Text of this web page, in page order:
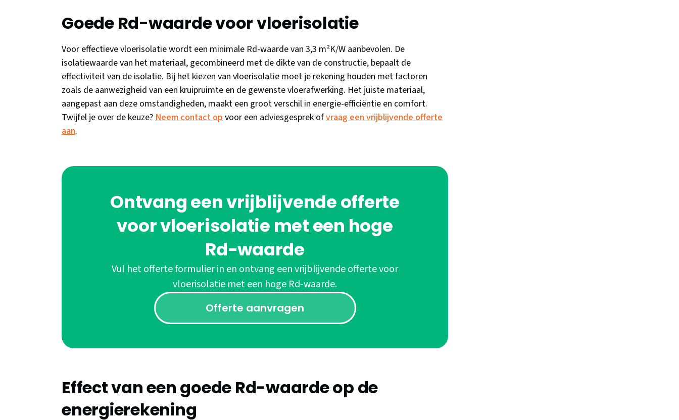
Goede Rd-waarde voor vloerisolatie
Voor effectieve vloerisolatie wordt een minimale Rd-waarde van 3,3 m²K/W aanbevolen. De
isolatiewaarde van het materiaal, gecombineerd met de dikte van de constructie, bepaalt de
effectiviteit van de isolatie. Bij het kiezen van vloerisolatie moet je rekening houden met factoren
zoals de aanwezigheid van een kruipruimte en de gewenste vloerafwerking. Het juiste materiaal,
aangepast aan deze omstandigheden, maakt een groot verschil in energie-efficiëntie en comfort.
Twijfel je over de keuze?Neem contact opvoor een adviesgesprek ofvraag een vrijblijvende offerte
aan.
Ontvang een vrijblijvende offerte
voor vloerisolatie met een hoge
Rd-waarde
Vul het offerte formulier in en ontvang een vrijblijvende offerte voor
vloerisolatie met een hoge Rd-waarde.
Offerte aanvragen
Effect van een goede Rd-waarde op de
energierekening